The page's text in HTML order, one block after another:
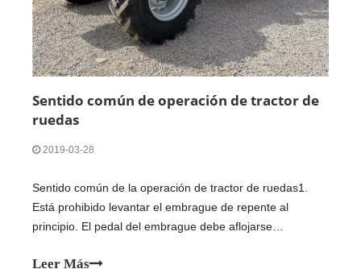
Sentido común de operación de tractor de
ruedas
2019-03-28
Sentido común de la operación de tractor de ruedas1.
Está prohibido levantar el embrague de repente al
principio. El pedal del embrague debe aflojarse
adecuadamente. De lo contrario, el ensamblaje del
Leer Más